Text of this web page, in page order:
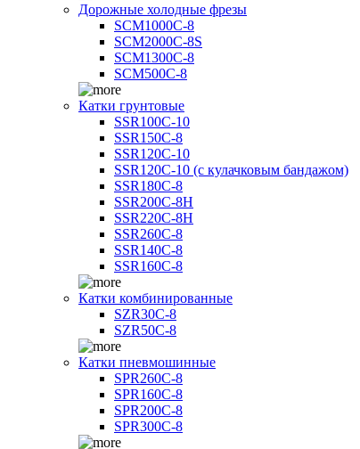
Дорожные холодные фрезы
SCM1000C-8
SCM2000C-8S
SCM1300C-8
SCM500C-8
Катки грунтовые
SSR100C-10
SSR150C-8
SSR120C-10
SSR120C-10 (с кулачковым бандажом)
SSR180C-8
SSR200C-8H
SSR220C-8H
SSR260C-8
SSR140C-8
SSR160C-8
Катки комбинированные
SZR30C-8
SZR50C-8
Катки пневмошинные
SPR260C-8
SPR160C-8
SPR200C-8
SPR300C-8